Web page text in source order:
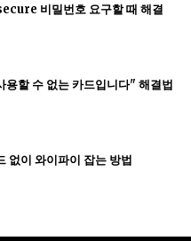
비밀번호 요구할 때 해결
용할 수 없는 카드입니다" 해결법
없이 와이파이 잡는 방법